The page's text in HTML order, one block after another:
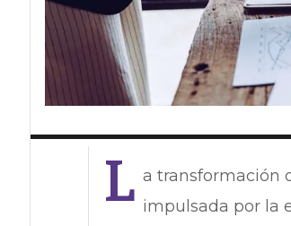
L a transformación
impulsada por la